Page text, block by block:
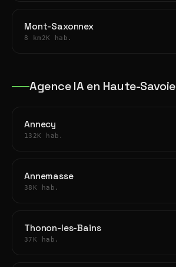
Mont-Saxonnex
8 km 2K hab.
Agence IA en Haute-Savoie
Annecy
132K hab.
Annemasse
38K hab.
Thonon-les-Bains
37K hab.